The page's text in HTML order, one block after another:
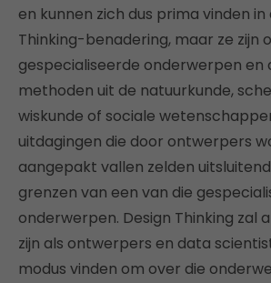
en kunnen zich dus prima vinden in
Thinking-benadering, maar ze zijn
gespecialiseerde onderwerpen en
methoden uit de natuurkunde,
wiskunde of sociale
uitdagingen die door ontwerpers
aangepakt vallen zelden
grenzen van een van die
onderwerpen. Design Thinking zal
zijn als ontwerpers en data
modus vinden om over die